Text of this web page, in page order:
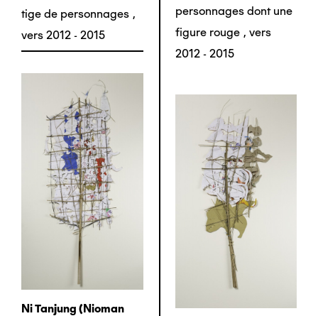
tige de personnages ,
vers 2012 - 2015
personnages dont une
figure rouge , vers
2012 - 2015
Ni Tanjung (nioman